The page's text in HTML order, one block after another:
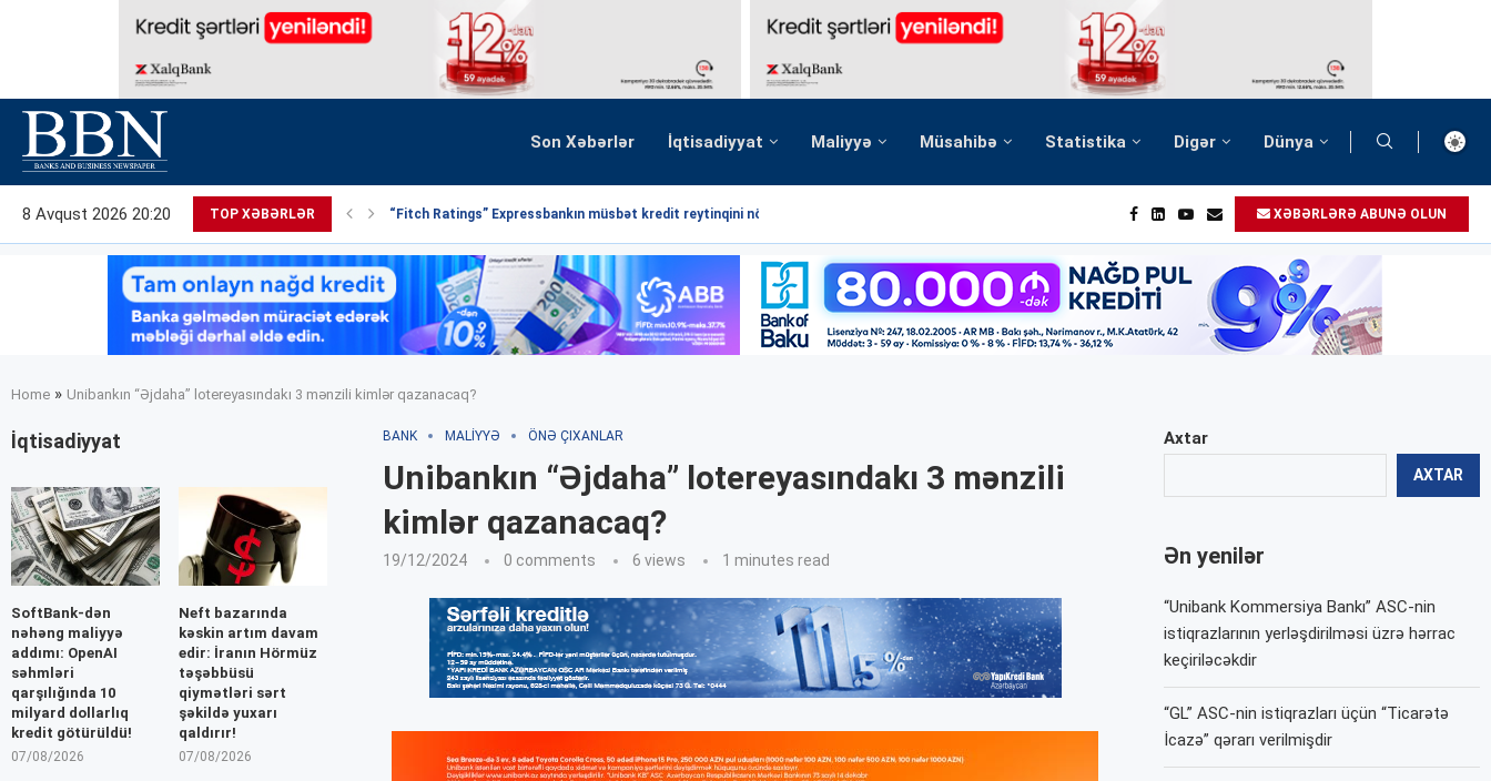
Son Xəbərlər İqtisadiyyat Maliyyə Müsahibə Statistika Digər Dünya
8 Avqust 2026 20:20 TOP XƏBƏRLƏR “Fitch Ratings” Expressbankın müsbət kredit reytinqini növbəti dəfə... XƏBƏRLƏRƏ ABUNƏ OLUN
Home » Unibankın “Əjdaha” lotereyasındakı 3 mənzili kimlər qazanacaq?
BANK MALIYYƏ ÖNƏ ÇIXANLAR
Unibankın “Əjdaha” lotereyasındakı 3 mənzili
kimlər qazanacaq?
19/12/2024 0 comments 6 views 1 minutes read
Axtar
AXTAR
Ən yenilər
“Unibank Kommersiya Bankı” ASC-nin
istiqrazlarının yerləşdirilməsi üzrə hərrac
keçiriləcəkdir
“GL” ASC-nin istiqrazları üçün “Ticarətə
İcazə” qərarı verilmişdir
İqtisadiyyat
SoftBank-dən
nəhəng maliyyə
addımı: OpenAI
səhmləri
qarşılığında 10
milyard dollarlıq
kredit götürüldü!
07/08/2026
Neft bazarında
kəskin artım davam
edir: İranın Hörmüz
təşəbbüsü
qiymətləri sərt
şəkildə yuxarı
qaldırır!
07/08/2026